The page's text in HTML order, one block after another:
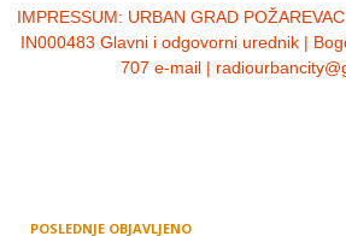
IMPRESSUM: URBAN GRAD
IN000483 Glavni i odgovorni urednik |
707 e-mail |
POSLEDNJE OBJAVLJENO